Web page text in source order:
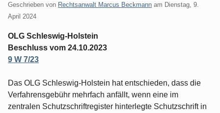
Geschrieben von Rechtsanwalt Marcus Beckmann am Dienstag, 9.
April 2024
OLG Schleswig-Holstein
Beschluss vom 24.10.2023
9 W 7/23
Das OLG Schleswig-Holstein hat entschieden, dass die
Verfahrensgebühr mehrfach anfällt, wenn eine im
zentralen Schutzschriftregister hinterlegte Schutzschrift in